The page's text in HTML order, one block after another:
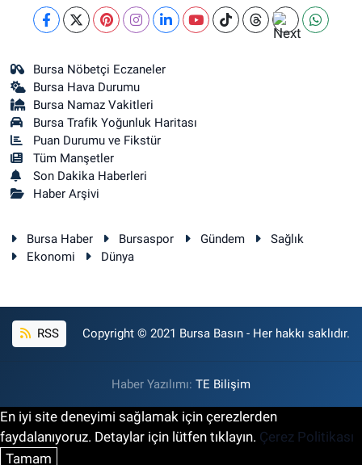
Bursa Nöbetçi Eczaneler
Bursa Hava Durumu
Bursa Namaz Vakitleri
Bursa Trafik Yoğunluk Haritası
Puan Durumu ve Fikstür
Tüm Manşetler
Son Dakika Haberleri
Haber Arşivi
Bursa Haber Bursaspor Gündem
Sağlık
Ekonomi
Dünya
RSS Copyright © 2021 Bursa Basın - Her hakkı saklıdır.
Haber Yazılımı: TE Bilişim
En iyi site deneyimi sağlamak için çerezlerden
faydalanıyoruz. Detaylar için lütfen tıklayın. Çerez Politikası
Tamam